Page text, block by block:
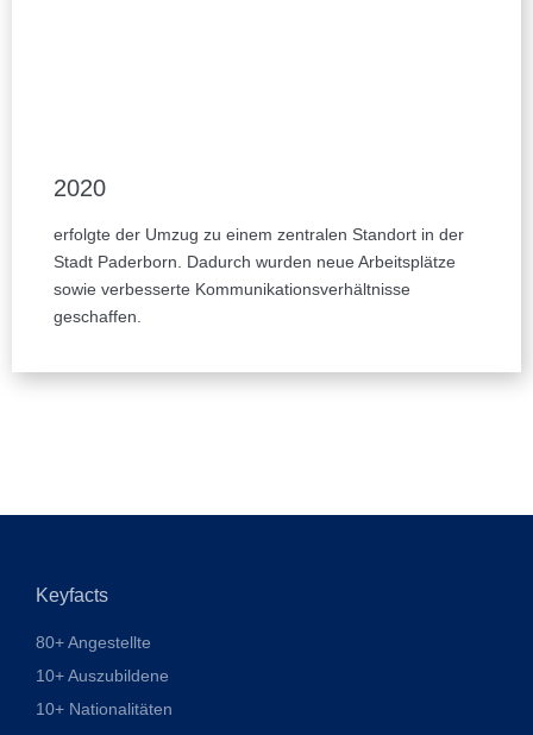
2020
erfolgte der Umzug zu einem zentralen Standort in der
Stadt Paderborn. Dadurch wurden neue Arbeitsplätze
sowie verbesserte Kommunikationsverhältnisse
geschaffen.
Keyfacts
80+ Angestellte
10+ Auszubildene
10+ Nationalitäten